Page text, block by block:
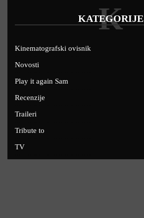
KATEGORIJE
K
Kinematografski ovisnik
Novosti
Play it again Sam
Recenzije
Traileri
Tribute to
TV